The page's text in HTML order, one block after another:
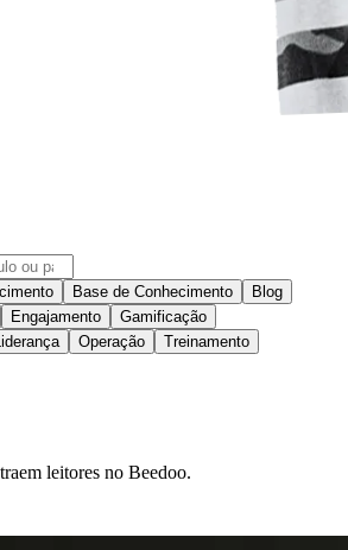
Base de Conhecimento
Blog
Engajamento
Gamificação
Liderança Operação
Treinamento
leitores no Beedoo.